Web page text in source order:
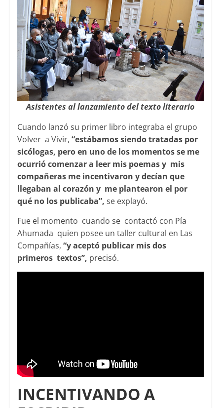
Asistentes al lanzamiento del texto literario
Cuando lanzó su primer libro integraba el grupo
Volver a Vivir, “estábamos siendo tratadas por
sicólogas, pero en uno de los momentos se me
ocurrió comenzar a leer mis poemas y mis
compañeras me incentivaron y decían que
llegaban al corazón y me plantearon el por
qué no los publicaba”, se explayó.
Fue el momento cuando se contactó con Pía
Ahumada quien posee un taller cultural en Las
Compañías, “y aceptó publicar mis dos
primeros textos”, precisó.
INCENTIVANDO A